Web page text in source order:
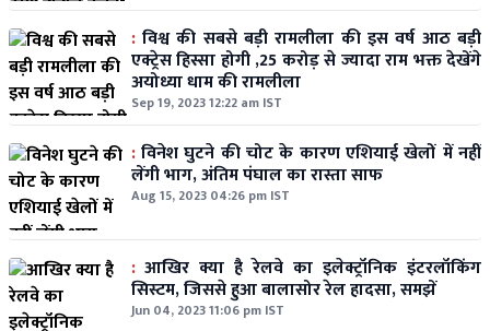
: विश्व की सबसे बड़ी रामलीला की इस वर्ष आठ बड़ी
एक्ट्रेस हिस्सा होगी ,25 करोड़ से ज्यादा राम भक्त देखेंगे
अयोध्या धाम की रामलीला
Sep 19, 2023 12:22 am IST
:विनेश घुटने की चोट के कारण एशियाई खेलों में नहीं
लेंगी भाग, अंतिम पंघाल का रास्ता साफ
Aug 15, 2023 04:26 pm IST
: आखिर क्या है रेलवे का इलेक्ट्रॉनिक इंटरलॉकिंग
सिस्टम, जिससे हुआ बालासोर रेल हादसा, समझें
Jun 04, 2023 11:06 pm IST